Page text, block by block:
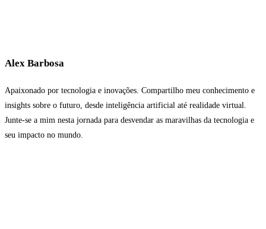
Alex Barbosa
Apaixonado por tecnologia e inovações. Compartilho meu conhecimento e
insights sobre o futuro, desde inteligência artificial até realidade virtual.
Junte-se a mim nesta jornada para desvendar as maravilhas da tecnologia e
seu impacto no mundo.